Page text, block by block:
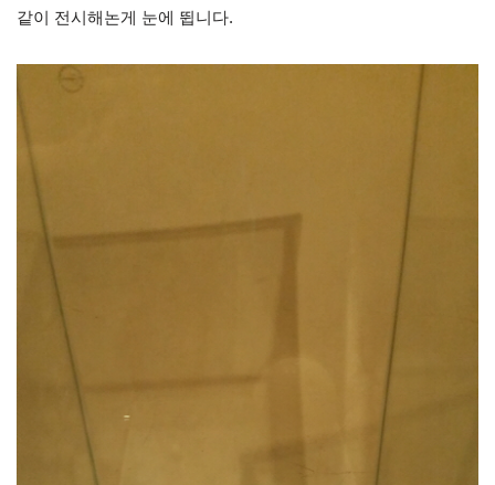
같이 전시해논게 눈에 뜁니다.